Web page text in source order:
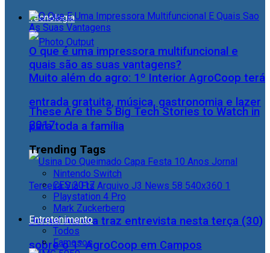
Tecnologia
Muito além do agro: 1º Interior AgroCoop terá
entrada gratuita, música, gastronomia e lazer
para toda a família
Jornal Aurora traz entrevista nesta terça (30)
sobre o 1° AgroCoop em Campos
O que é uma impressora multifuncional e
quais são as suas vantagens?
These Are the 5 Big Tech Stories to Watch in
2017
Trending Tags
Nintendo Switch
CES 2017
Playstation 4 Pro
Mark Zuckerberg
Entretenimento
Todos
Famosos